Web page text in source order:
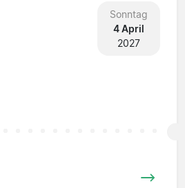
Sonntag
4 April
2027